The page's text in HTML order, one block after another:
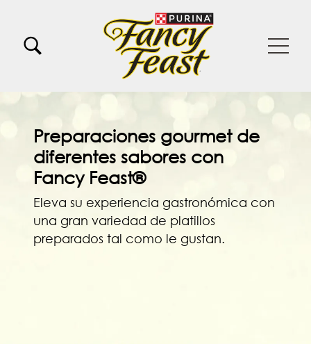
Menu Secundario Fancy feast
Menu Principal Fancy Feast
Preparaciones gourmet de
diferentes sabores con
Fancy Feast®
Eleva su experiencia gastronómica con
una gran variedad de platillos
preparados tal como le gustan.